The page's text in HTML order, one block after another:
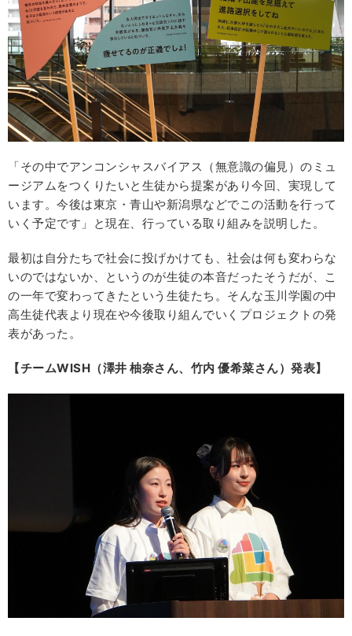
「その中でアンコンシャスバイアス（無意識の偏見）のミュ
ージアムをつくりたいと生徒から提案があり今回、実現して
います。今後は東京・青山や新潟県などでこの活動を行って
いく予定です」と現在、行っている取り組みを説明した。
最初は自分たちで社会に投げかけても、社会は何も変わらな
いのではないか、というのが生徒の本音だったそうだが、こ
の一年で変わってきたという生徒たち。そんな玉川学園の中
高生徒代表より現在や今後取り組んでいくプロジェクトの発
表があった。
【チームWISH（澤井 柚奈さん、竹内 優希菜さん）発表】